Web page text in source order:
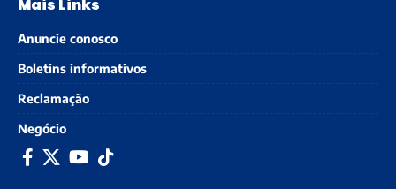
Mais Links
Anuncie conosco
Boletins informativos
Reclamação
Negócio